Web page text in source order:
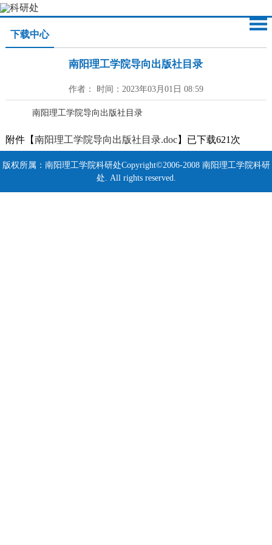
下载中心
南阳理工学院导向出版社目录
作者： 时间：2023年03月01日 08:59
南阳理工学院导向出版社目录
附件【南阳理工学院导向出版社目录.doc】已下载621 次
版权所属：南阳理工学院科研处Copyright©2006-2008 南阳理工学院科研
处. All rights reserved.